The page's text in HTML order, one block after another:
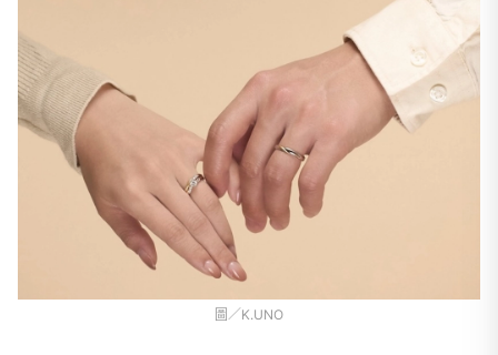
圖／K.UNO